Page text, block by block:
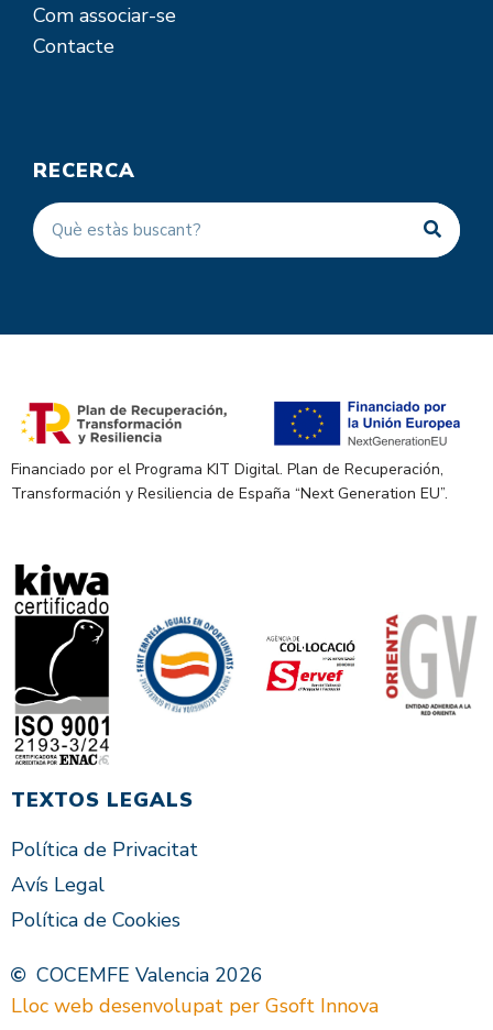
Com associar-se
Contacte
RECERCA
Financiado por el Programa KIT Digital. Plan de Recuperación,
Transformación y Resiliencia de España “Next Generation EU”.
TEXTOS LEGALS
Política de Privacitat
Avís Legal
Política de Cookies
COCEMFE Valencia 2026
Lloc web desenvolupat per Gsoft Innova